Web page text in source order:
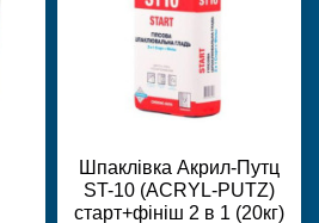
Шпаклівка Акрил-Путц
ST-10 (ACRYL-PUTZ)
старт+фініш 2 в 1 (20кг)